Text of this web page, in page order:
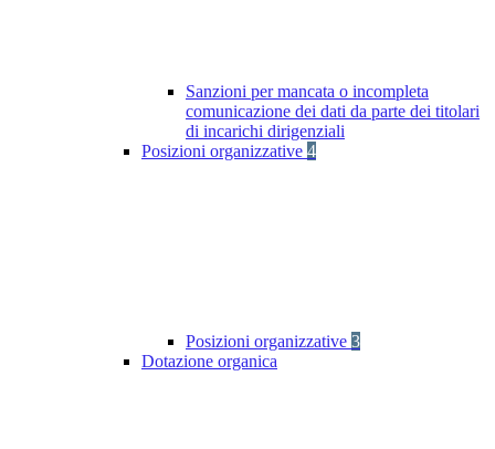
Sanzioni per mancata o incompleta
comunicazione dei dati da parte dei titolari
di incarichi dirigenziali
Posizioni organizzative 4
Posizioni organizzative 3
Dotazione organica